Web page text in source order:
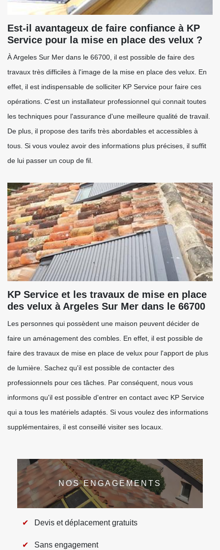
Est-il avantageux de faire confiance à KP
Service pour la mise en place des velux ?
À Argeles Sur Mer dans le 66700, il est possible de faire des
travaux très difficiles à l'image de la mise en place des velux. En
effet, il est indispensable de solliciter KP Service pour faire ces
opérations. C'est un installateur professionnel qui connait toutes
les techniques pour l'assurance d'une meilleure qualité de travail.
De plus, il propose des tarifs très abordables et accessibles à
tous. Si vous voulez avoir des informations plus précises, il suffit
de lui passer un coup de fil.
KP Service et les travaux de mise en place
des velux à Argeles Sur Mer dans le 66700
Les personnes qui possèdent une maison peuvent décider de
faire un aménagement des combles. En effet, il est possible de
faire des travaux de mise en place de velux pour l'apport de plus
de lumière. Sachez qu'il est possible de contacter des
professionnels pour ces tâches. Par conséquent, nous vous
informons qu'il est possible d'entrer en contact avec KP Service
qui a tous les matériels adaptés. Si vous voulez des informations
supplémentaires, il est conseillé visiter ses locaux.
NOS ENGAGEMENTS
Devis et déplacement gratuits
Sans engagement